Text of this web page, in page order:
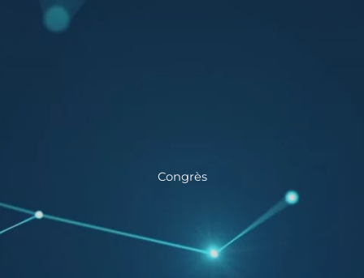
Congrès